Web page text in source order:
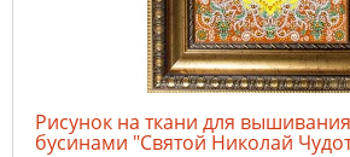
Рисунок на ткани для
бусинами "Святой Николай